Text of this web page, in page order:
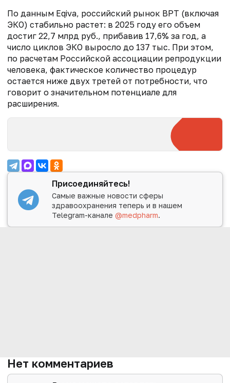
По данным Eqiva, российский рынок ВРТ (включая
ЭКО) стабильно растет: в 2025 году его объем
достиг 22,7 млрд руб., прибавив 17,6% за год, а
число циклов ЭКО выросло до 137 тыс. При этом,
по расчетам Российской ассоциации репродукции
человека, фактическое количество процедур
остается ниже двух третей от потребности, что
говорит о значительном потенциале для
расширения.
Присоединяйтесь!
Самые важные новости сферы
здравоохранения теперь и в нашем
Telegram-канале@medpharm.
Нет комментариев